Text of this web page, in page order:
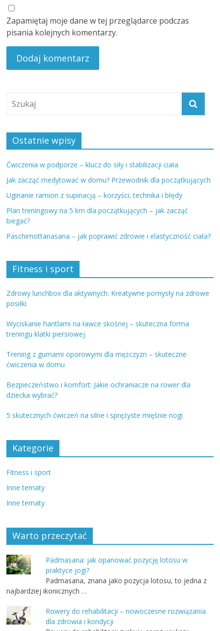
Zapamiętaj moje dane w tej przeglądarce podczas
pisania kolejnych komentarzy.
Ostatnie wpisy
Ćwiczenia w podporze – klucz do siły i stabilizacji ciała
Jak zacząć medytować w domu? Przewodnik dla początkujących
Uginanie ramion z supinacją – korzyści, technika i błędy
Plan treningowy na 5 km dla początkujących – jak zacząć
biegać?
Paschimottanasana – jak poprawić zdrowie i elastyczność ciała?
Fitness i sport
Zdrowy lunchbox dla aktywnych: Kreatywne pomysły na zdrowe
posiłki
Wyciskanie hantlami na ławce skośnej – skuteczna forma
treningu klatki piersiowej
Trening z gumami oporowymi dla mężczyzn – skuteczne
ćwiczenia w domu
Bezpieczeństwo i komfort: Jakie ochraniacze na rower dla
dziecka wybrać?
5 skutecznych ćwiczeń na silne i sprężyste mięśnie nogi
Kategorie
Fitness i sport
Inne tematy
Inne tematy
Warto przeczytać
Padmasana: jak opanować pozycję lotosu w
praktyce jogi?
Padmasana, znana jako pozycja lotosu, to jedna z
najbardziej ikonicznych …
Rowery do rehabilitacji – nowoczesne rozwiązania
dla zdrowia i kondycji